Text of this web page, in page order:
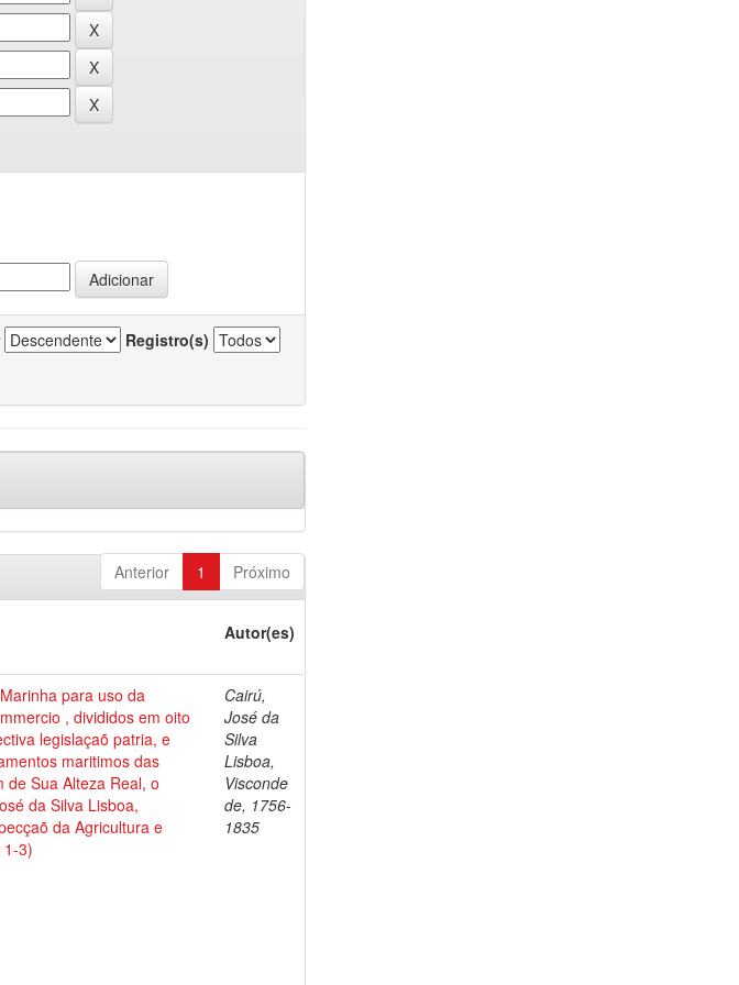
Registro(s)
Anterior 1 Próximo
Autor(es)
para uso da
, divididos em oito
legislaçaõ patria, e
maritimos das
Sua Alteza Real, o
da Silva Lisboa,
da Agricultura e
1-3)
Cairú,
José da
Silva
Lisboa,
Visconde
de, 1756-
1835